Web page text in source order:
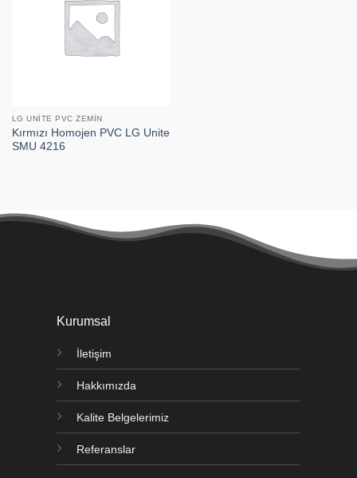
LG UNITE PVC ZEMIN
Kırmızı Homojen PVC LG Unite
SMU 4216
Kurumsal
İletişim
Hakkımızda
Kalite Belgelerimiz
Referanslar